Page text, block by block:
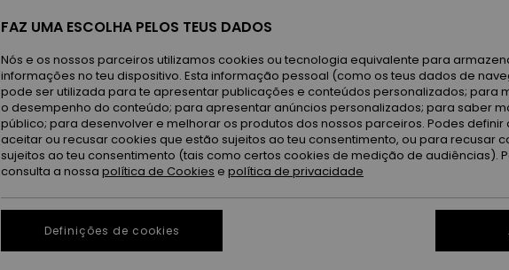
FAZ UMA ESCOLHA PELOS TEUS DADOS
Nós e os nossos parceiros utilizamos cookies ou tecnologia equivalente para
informações no teu dispositivo. Esta informação pessoal (como os teus dados de
pode ser utilizada para te apresentar publicações e conteúdos personalizados; para
o desempenho do conteúdo; para apresentar anúncios personalizados; para saber
público; para desenvolver e melhorar os produtos dos nossos parceiros. Podes definir
aceitar ou recusar cookies que estão sujeitos ao teu consentimento, ou para recusar
sujeitos ao teu consentimento (tais como certos cookies de medição de audiências).
consulta a nossa política de Cookies e política de privacidade
Definições de cookies